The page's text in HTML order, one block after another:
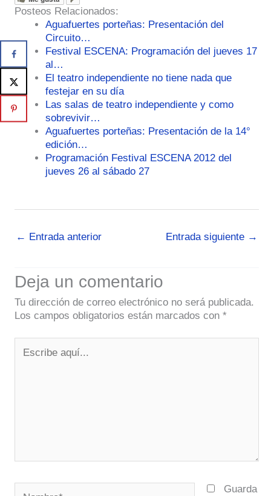
Posteos Relacionados:
Aguafuertes porteñas: Presentación del
Circuito…
Festival ESCENA: Programación del jueves 17
al…
El teatro independiente no tiene nada que
festejar en su día
Las salas de teatro independiente y como
sobrevivir…
Aguafuertes porteñas: Presentación de la 14°
edición…
Programación Festival ESCENA 2012 del
jueves 26 al sábado 27
← Entrada anterior Entrada siguiente →
Deja un comentario
Tu dirección de correo electrónico no será publicada.
Los campos obligatorios están marcados con *
aquí...
Guarda